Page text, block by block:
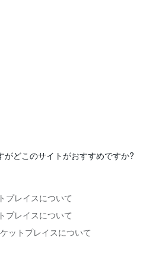
がどこのサイトがおすすめですか?
プレイスについて
プレイスについて
ットプレイスについて